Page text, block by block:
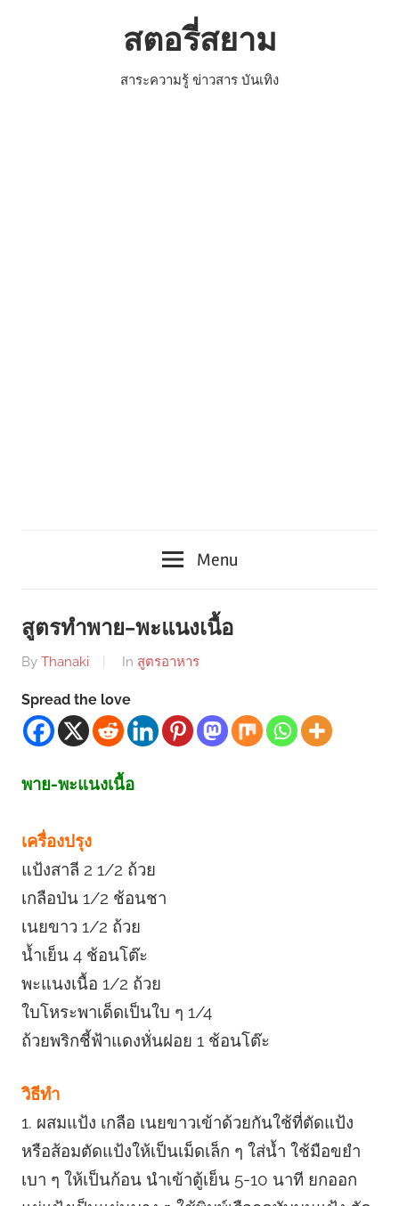
สตอรี่สยาม
สาระความรู้ ข่าวสาร บันเทิง
Menu
สูตรทำพาย-พะแนงเนื้อ
By Thanaki In สูตรอาหาร
Spread the love
พาย-พะแนงเนื้อ
เครื่องปรุง
แป้งสาลี 2 1/2 ถ้วย
เกลือป่น 1/2 ช้อนชา
เนยขาว 1/2 ถ้วย
น้ำเย็น 4 ช้อนโต๊ะ
พะแนงเนื้อ 1/2 ถ้วย
ใบโหระพาเด็ดเป็นใบ ๆ 1/4
ถ้วยพริกชี้ฟ้าแดงหั่นฝอย 1 ช้อนโต๊ะ
วิธีทำ
1. ผสมแป้ง เกลือ เนยขาวเข้าด้วยกันใช้ที่ตัดแป้ง
หรือส้อมตัดแป้งให้เป็นเม็ดเล็ก ๆ ใส่น้ำ ใช้มือขยำ
เบา ๆ ให้เป็นก้อน นำเข้าตู้เย็น 5-10 นาที ยกออก